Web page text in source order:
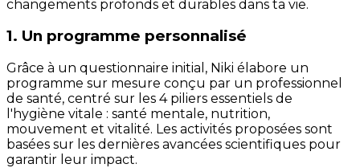
changements profonds et durables dans ta vie.
1. Un programme personnalisé
Grâce à un questionnaire initial, Niki élabore un
programme sur mesure conçu par un professionnel
de santé, centré sur les 4 piliers essentiels de
l'hygiène vitale : santé mentale, nutrition,
mouvement et vitalité. Les activités proposées sont
basées sur les dernières avancées scientifiques pour
garantir leur impact.